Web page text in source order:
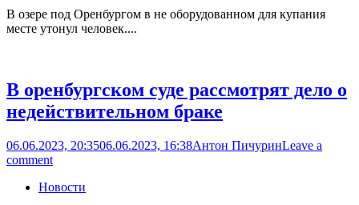
В озере под Оренбургом в не оборудованном для купания
месте утонул человек....
В оренбургском суде рассмотрят дело о
недействительном браке
06.06.2023, 20:3506.06.2023, 16:38Антон ПичуринLeave a
comment
Новости